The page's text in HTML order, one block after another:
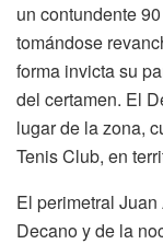
un contundente
tomándose
forma invicta su
del certamen. El
lugar de la zona,
Tenis Club, en
El perimetral
Decano y de la